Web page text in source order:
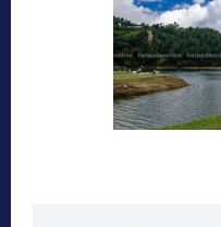
राष्ट्रियता, प्रजातन्त्र र
जीवन उत्सर्ग गर्ने सहिदहरको
२५ टनको शिलामा कुँदेर